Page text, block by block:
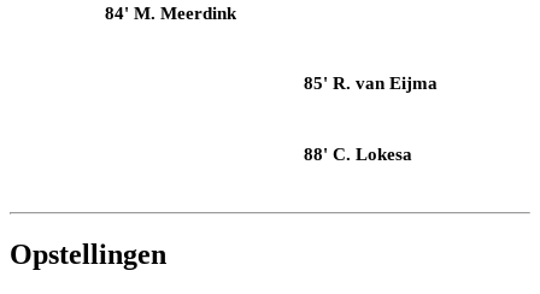
84' M. Meerdink
85' R. van Eijma
88' C. Lokesa
Opstellingen